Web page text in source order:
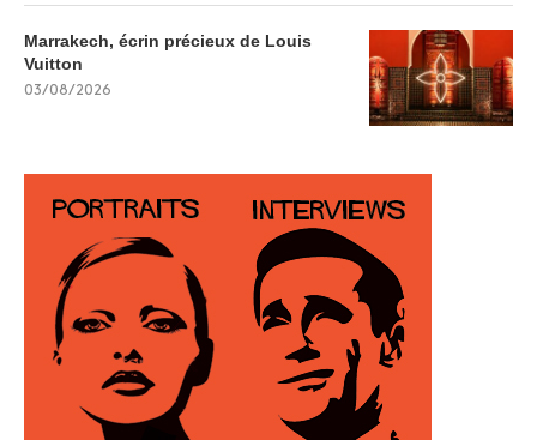
Marrakech, écrin précieux de Louis
Vuitton
03/08/2026